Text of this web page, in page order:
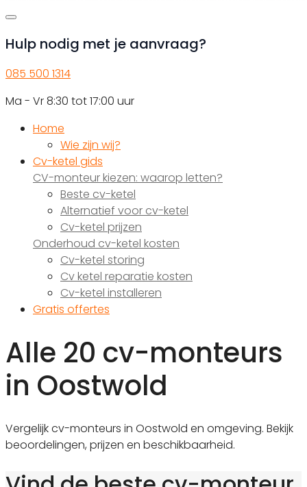
Hulp nodig met je aanvraag?
085 500 1314
Ma - Vr 8:30 tot 17:00 uur
Home
Wie zijn wij?
Cv-ketel gids
CV-monteur kiezen: waarop letten?
Beste cv-ketel
Alternatief voor cv-ketel
Cv-ketel prijzen
Onderhoud cv-ketel kosten
Cv-ketel storing
Cv ketel reparatie kosten
Cv-ketel installeren
Gratis offertes
Alle 20 cv-monteurs
in Oostwold
Vergelijk cv-monteurs in Oostwold en omgeving. Bekijk
beoordelingen, prijzen en beschikbaarheid.